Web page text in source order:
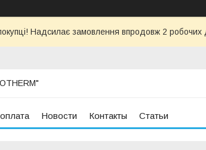
Надсилає замовлення впродовж 2
Новости Контакты Статьи